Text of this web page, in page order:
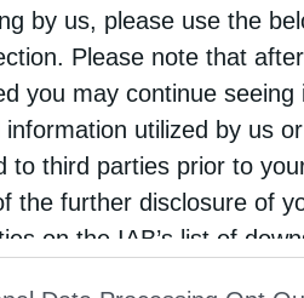
by us, please use the
Please note that
you may continue
information utilized by us
to third parties prior to
the further disclosure of
on the IAB’s list of
Οι σκηνές στο
του Βαγγέλη